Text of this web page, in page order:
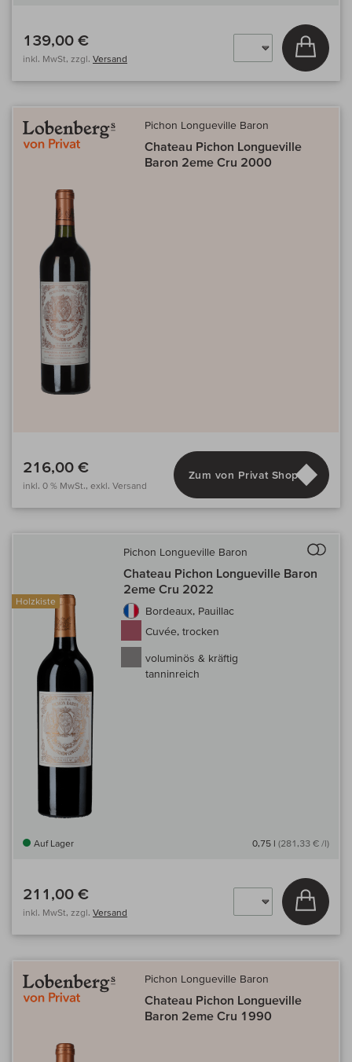
139,00 €
inkl. MwSt, zzgl. Versand
In
Pichon Longueville Baron
Chateau Pichon Longueville
Baron 2eme Cru 2000
216,00 €
inkl. 0 % MwSt., exkl. Versand
Zum von Privat Shop
Holzkiste
Pichon Longueville Baron
Chateau Pichon Longueville Baron
2eme Cru 2022
Bordeaux, Pauillac
Cuvée, trocken
voluminös & kräftig
tanninreich
Auf Lager 0,75 l (281,33 € /l)
211,00 €
inkl. MwSt, zzgl. Versand
In
Pichon Longueville Baron
Chateau Pichon Longueville
Baron 2eme Cru 1990